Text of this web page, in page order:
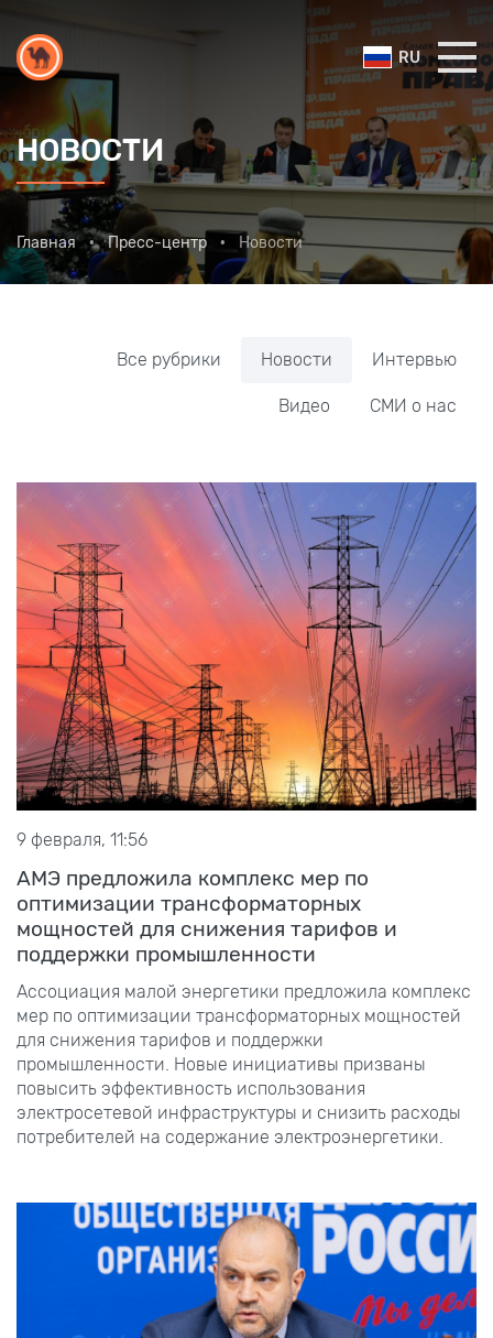
RU
НОВОСТИ
Главная Пресс-центр Новости
Все рубрики Новости Интервью
Видео СМИ о нас
9 февраля, 11:56
АМЭ предложила комплекс мер по
оптимизации трансформаторных
мощностей для снижения тарифов и
поддержки промышленности
Ассоциация малой энергетики предложила комплекс
мер по оптимизации трансформаторных мощностей
для снижения тарифов и поддержки
промышленности. Новые инициативы призваны
повысить эффективность использования
электросетевой инфраструктуры и снизить расходы
потребителей на содержание электроэнергетики.